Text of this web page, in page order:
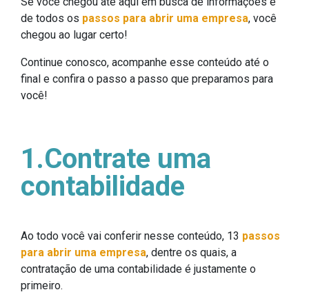
de todos os passos para abrir uma empresa, você
chegou ao lugar certo!
Continue conosco, acompanhe esse conteúdo até o
final e confira o passo a passo que preparamos para
você!
1.Contrate uma
contabilidade
Ao todo você vai conferir nesse conteúdo, 13 passos
para abrir uma empresa, dentre os quais, a
contratação de uma contabilidade é justamente o
primeiro.